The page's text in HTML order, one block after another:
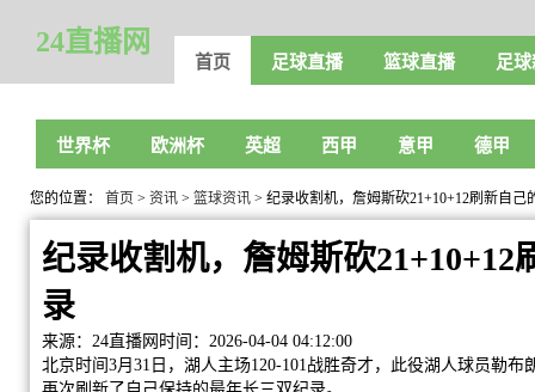
24直播网
首页 足球直播 篮球直播 足
世界杯 欧洲杯 英超 西甲 意甲 德甲
您的位置： 首页 > 资讯 > 篮球资讯 > 纪录收割机，詹姆斯砍21+10+12刷新自己
纪录收割机，詹姆斯砍
录
来源：24直播网 时间：2026-04-04 04:12:00
北京时间3月31日，湖人主场120-101战胜奇才，此役湖人球员勒布